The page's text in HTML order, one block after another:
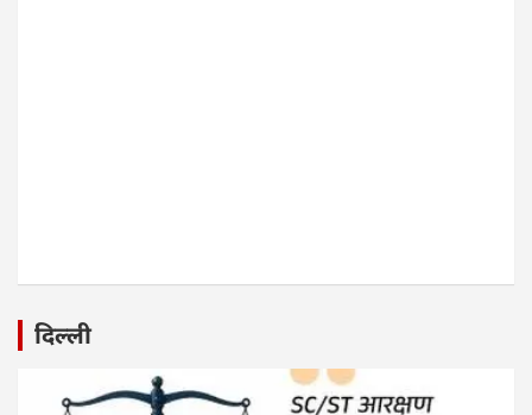
दिल्ली